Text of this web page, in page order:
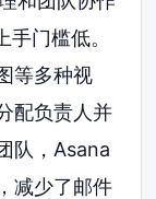
门槛低。
等多种视
配负责人并
队，Asana
减少了邮件